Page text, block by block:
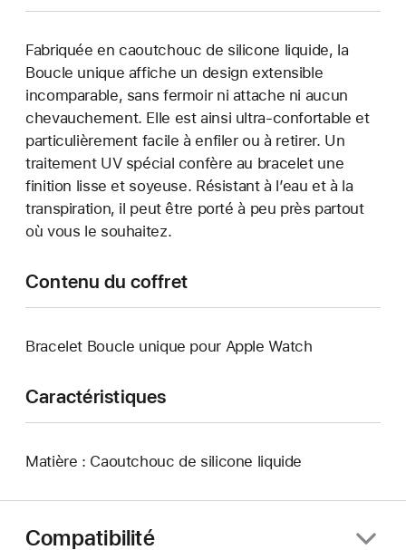
Fabriquée en caoutchouc de silicone liquide, la
Boucle unique affiche un design extensible
incomparable, sans fermoir ni attache ni aucun
chevauchement. Elle est ainsi ultra-confortable et
particulièrement facile à enfiler ou à retirer. Un
traitement UV spécial confère au bracelet une
finition lisse et soyeuse. Résistant à l’eau et à la
transpiration, il peut être porté à peu près partout
où vous le souhaitez.
Contenu du coffret
Bracelet Boucle unique pour Apple Watch
Caractéristiques
Matière : Caoutchouc de silicone liquide
Compatibilité